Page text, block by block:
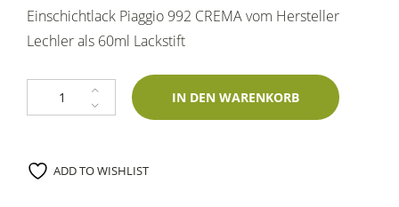
Einschichtlack Piaggio 992 CREMA vom Hersteller
Lechler als 60ml Lackstift
Lackstift Piaggio 992 Crema 60ml Lechler-Einschichtlack Menge
IN DEN WARENKORB
ADD TO WISHLIST